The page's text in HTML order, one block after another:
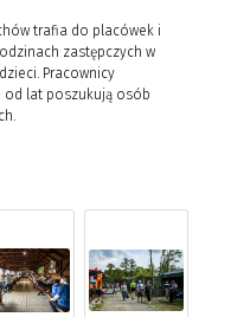
trafia do placówek i
zastępczych w
Pracownicy
od lat poszukują osób